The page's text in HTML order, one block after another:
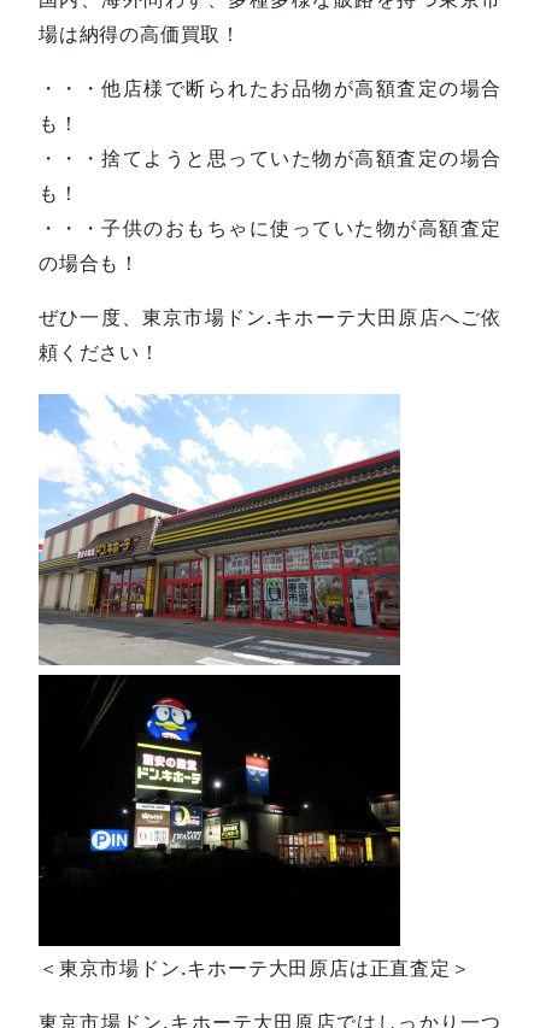
場は納得の高価買取！
・・・他店様で断られたお品物が高額査定の場合
も！
・・・捨てようと思っていた物が高額査定の場合
も！
・・・子供のおもちゃに使っていた物が高額査定
の場合も！
ぜひ一度、東京市場ドン.キホーテ大田原店へご依
頼ください！
＜東京市場ドン.キホーテ大田原店は正直査定＞
東京市場ドン.キホーテ大田原店ではしっかり一つ